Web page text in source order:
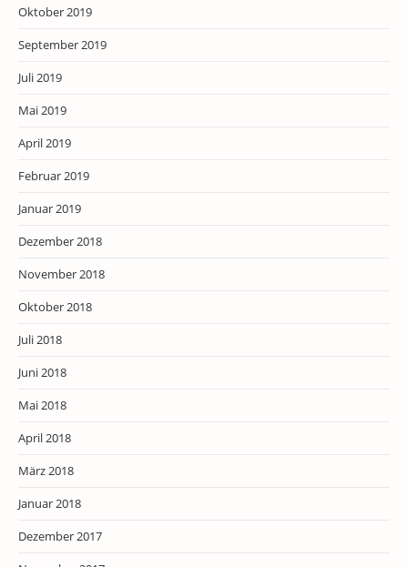
Oktober 2019
September 2019
Juli 2019
Mai 2019
April 2019
Februar 2019
Januar 2019
Dezember 2018
November 2018
Oktober 2018
Juli 2018
Juni 2018
Mai 2018
April 2018
März 2018
Januar 2018
Dezember 2017